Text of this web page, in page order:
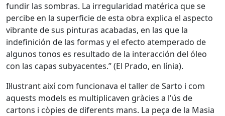
fundir las sombras. La irregularidad matérica que se
percibe en la superficie de esta obra explica el aspecto
vibrante de sus pinturas acabadas, en las que la
indefinición de las formas y el efecto atemperado de
algunos tonos es resultado de la interacción del óleo
con las capas subyacentes.” (El Prado, en línia).
Il·lustrant així com funcionava el taller de Sarto i com
aquests models es multiplicaven gràcies a l'ús de
cartons i còpies de diferents mans. La peça de la Masia